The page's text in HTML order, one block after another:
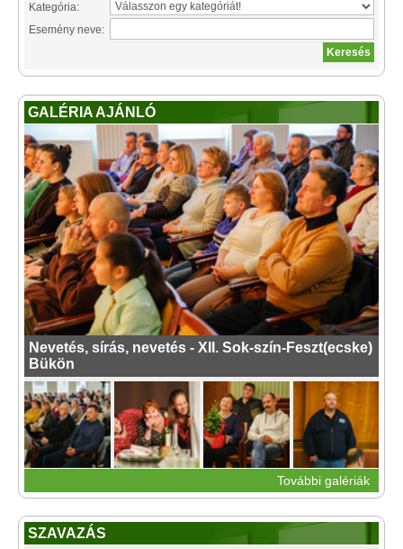
Kategória:
Esemény neve:
GALÉRIA AJÁNLÓ
Nevetés, sírás, nevetés - XII. Sok-szín-Feszt(ecske)
Bükön
További galériák
SZAVAZÁS